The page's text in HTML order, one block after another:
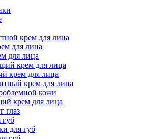
крем для лица
для лица
для лица
крем для лица
крем для лица
крем для лица
кожи
крем для лица
глаз
губ
для губ